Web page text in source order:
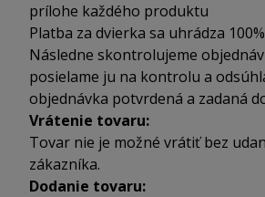
prílohe každého produktu
Platba za dvierka sa uhrádza
Následne skontrolujeme
posielame ju na kontrolu a
objednávka potvrdená a zadaná
Vrátenie tovaru:
Tovar nie je možné vrátiť bez
zákazníka.
Dodanie tovaru: